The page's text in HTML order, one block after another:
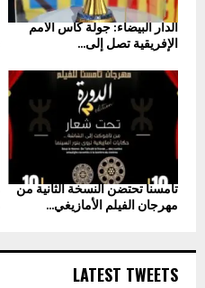
الدار البيضاء: جولة كأس الأمم
الإفريقية تصل إلى...
تامسنا تحتضن النسخة الثانية من
مهرجان الفيلم الأمازيغي...
LATEST TWEETS